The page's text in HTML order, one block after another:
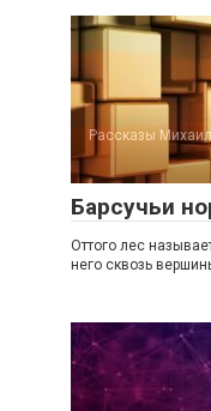
Рассказы
Барсучьи
Оттого лес
него сквозь